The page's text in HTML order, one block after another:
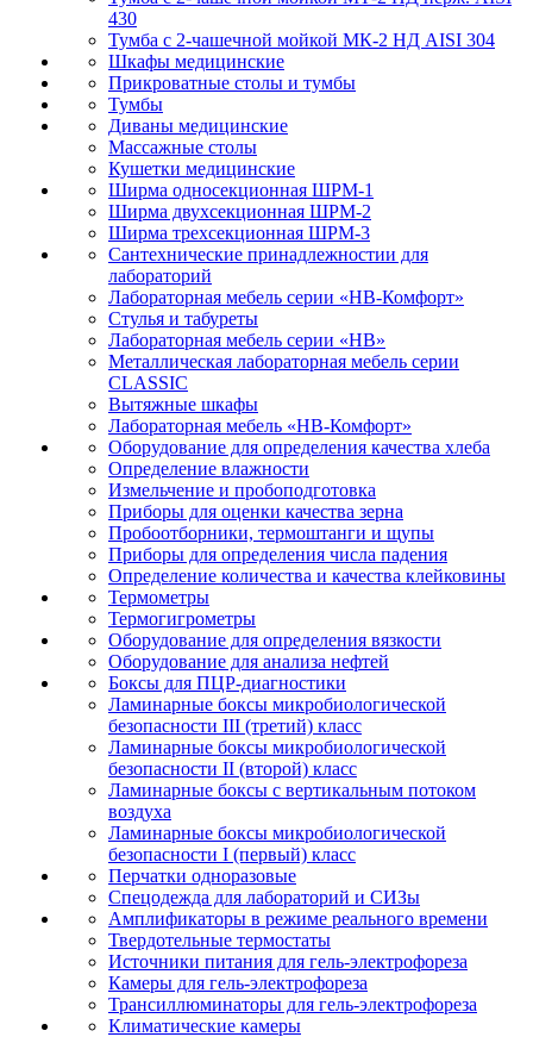
430
Тумба с 2-чашечной мойкой МК-2 НД AISI 304
Шкафы медицинские
Прикроватные столы и тумбы
Тумбы
Диваны медицинские
Массажные столы
Кушетки медицинские
Ширма односекционная ШРМ-1
Ширма двухсекционная ШРМ-2
Ширма трехсекционная ШРМ-3
Сантехнические принадлежностии для
лабораторий
Лабораторная мебель серии «НВ-Комфорт»
Стулья и табуреты
Лабораторная мебель серии «НВ»
Металлическая лабораторная мебель серии
CLASSIC
Вытяжные шкафы
Лабораторная мебель «НВ-Комфорт»
Оборудование для определения качества хлеба
Определение влажности
Измельчение и пробоподготовка
Приборы для оценки качества зерна
Пробоотборники, термоштанги и щупы
Приборы для определения числа падения
Определение количества и качества клейковины
Термометры
Термогигрометры
Оборудование для определения вязкости
Оборудование для анализа нефтей
Боксы для ПЦР-диагностики
Ламинарные боксы микробиологической
безопасности III (третий) класс
Ламинарные боксы микробиологической
безопасности II (второй) класс
Ламинарные боксы с вертикальным потоком
воздуха
Ламинарные боксы микробиологической
безопасности I (первый) класс
Перчатки одноразовые
Спецодежда для лабораторий и СИЗы
Амплификаторы в режиме реального времени
Твердотельные термостаты
Источники питания для гель-электрофореза
Камеры для гель-электрофореза
Трансиллюминаторы для гель-электрофореза
Климатические камеры